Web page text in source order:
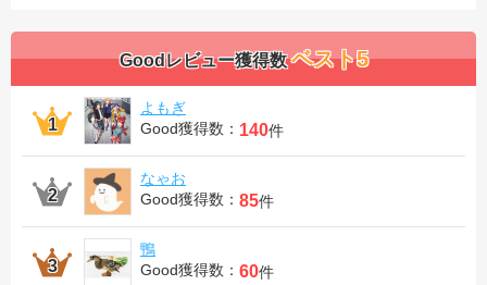
Goodレビュー獲得数ベスト5
よもぎ
Good獲得数： 140件
なゃお
Good獲得数： 85件
鴨
Good獲得数： 60件